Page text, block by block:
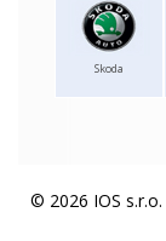
Skoda
© 2026 IOS s.r.o.